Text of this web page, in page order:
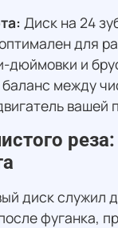
Диск на 24
для
дюймовки и
между
вашей
диск служил
фуганка,